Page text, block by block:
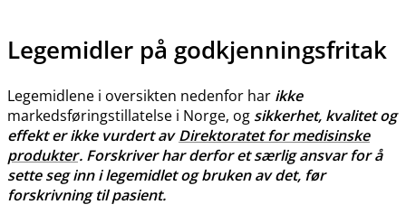
Legemidler på godkjenningsfritak
Legemidlene i oversikten nedenfor har ikke
markedsføringstillatelse i Norge, og sikkerhet, kvalitet og
effekt er ikke vurdert avDirektoratet for medisinske
produkter. Forskriver har derfor et særlig ansvar for å
sette seg inn i legemidlet og bruken av det, før
forskrivning til pasient.